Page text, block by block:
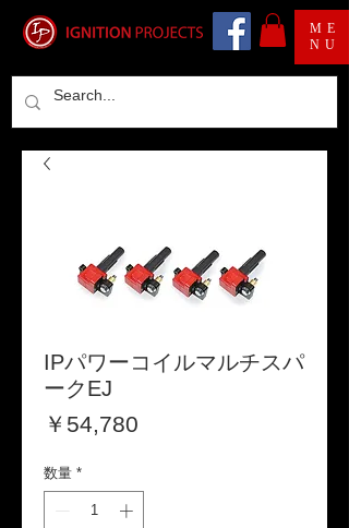
ME
NU
IPパワーコイルマルチスパ
ークEJ
￥54,780
数量 *